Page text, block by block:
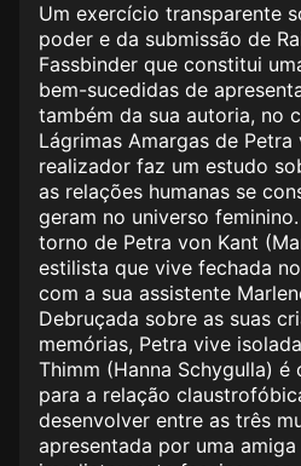
Um exercício transparente
poder e da submissão de
Fassbinder que constitui
bem-sucedidas de
também da sua autoria, no
Lágrimas Amargas de
realizador faz um estudo
as relações humanas se
geram no universo
torno de Petra von Kant
estilista que vive fechada
com a sua assistente
Debruçada sobre as suas
memórias, Petra vive
Thimm (Hanna Schygulla)
para a relação
desenvolver entre as três
apresentada por uma